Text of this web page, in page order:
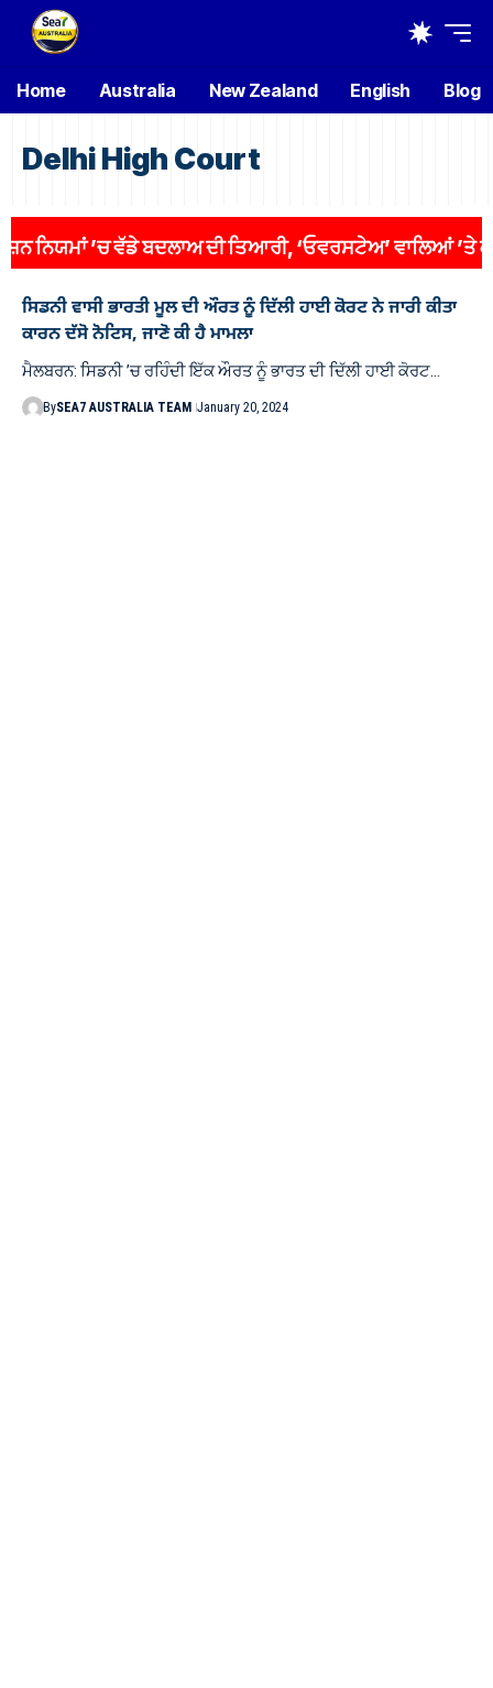
Home Australia New Zealand English Blog
Delhi High Court
’ਚ ਵੱਡੇ ਬਦਲਾਅ ਦੀ ਤਿਆਰੀ, ‘ਓਵਰਸਟੇਅ’ ਵਾਲਿਆਂ ’ਤੇ
ਸਿਡਨੀ ਵਾਸੀ ਭਾਰਤੀ ਮੂਲ ਦੀ ਔਰਤ ਨੂੰ ਦਿੱਲੀ ਹਾਈ ਕੋਰਟ ਨੇ ਜਾਰੀ ਕੀਤਾ
ਕਾਰਨ ਦੱਸੋ ਨੋਟਿਸ, ਜਾਣੋ ਕੀ ਹੈ ਮਾਮਲਾ
ਮੈਲਬਰਨ: ਸਿਡਨੀ ’ਚ ਰਹਿੰਦੀ ਇੱਕ ਔਰਤ ਨੂੰ ਭਾਰਤ ਦੀ ਦਿੱਲੀ ਹਾਈ ਕੋਰਟ…
BySEA7 AUSTRALIA TEAM January 20, 2024